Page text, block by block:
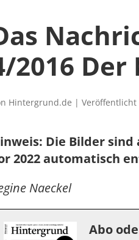
2016 Der
Hintergrund.de | Veröffentlicht
Die Bilder
2022 automatisch
Naeckel
Abo